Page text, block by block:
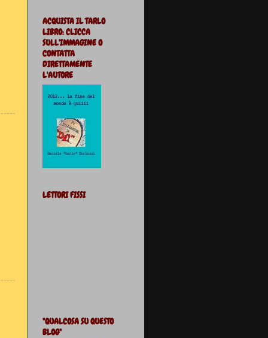
ACQUISTA IL TARLO
LIBRO: CLICCA
SULL'IMMAGINE O
CONTATTA
DIRETTAMENTE
L'AUTORE
LETTORI FISSI
"QUALCOSA SU QUESTO
BLOG"